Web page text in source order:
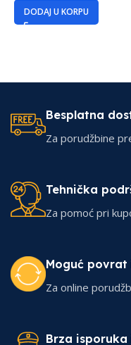
DODAJ U KORPU
Besplatna
Za porudžbine
Tehnička
Za pomoć pri
Moguć povrat
Za online
Brza